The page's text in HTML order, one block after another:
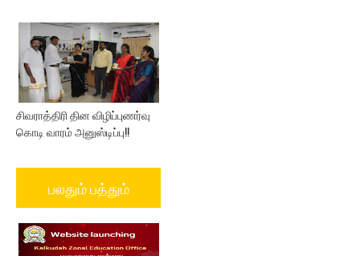
சிவராத்திரி தின விழிப்புணர்வு
கொடி வாரம் அனுஸ்டிப்பு!!
பலதும் பத்தும்